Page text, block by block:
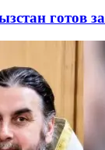
готов